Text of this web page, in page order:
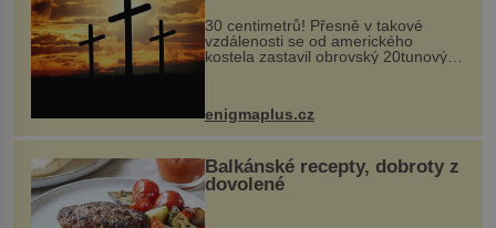
30 centimetrů! Přesně v takové
vzdálenosti se od amerického
kostela zastavil obrovský 20tunový
...
enigmaplus.cz
Balkánské recepty, dobroty z
dovolené